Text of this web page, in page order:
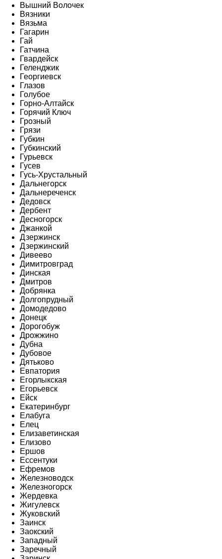
Вышний Волочек
Вязники
Вязьма
Гагарин
Гай
Гатчина
Гвардейск
Геленджик
Георгиевск
Глазов
Голубое
Горно-Алтайск
Горячий Ключ
Грозный
Грязи
Губкин
Губкинский
Гурьевск
Гусев
Гусь-Хрустальный
Дальнегорск
Дальнереченск
Дедовск
Дербент
Десногорск
Джанкой
Дзержинск
Дзержинский
Дивеево
Димитровград
Динская
Дмитров
Добрянка
Долгопрудный
Домодедово
Донецк
Дорогобуж
Дрожжино
Дубна
Дубовое
Дятьково
Евпатория
Егорлыкская
Егорьевск
Ейск
Екатеринбург
Елабуга
Елец
Елизаветинская
Елизово
Ершов
Ессентуки
Ефремов
Железноводск
Железногорск
Жердевка
Жигулевск
Жуковский
Заинск
Заокский
Западный
Заречный